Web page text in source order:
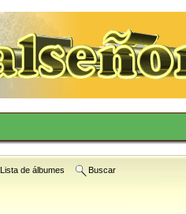
Lista de álbumes Buscar